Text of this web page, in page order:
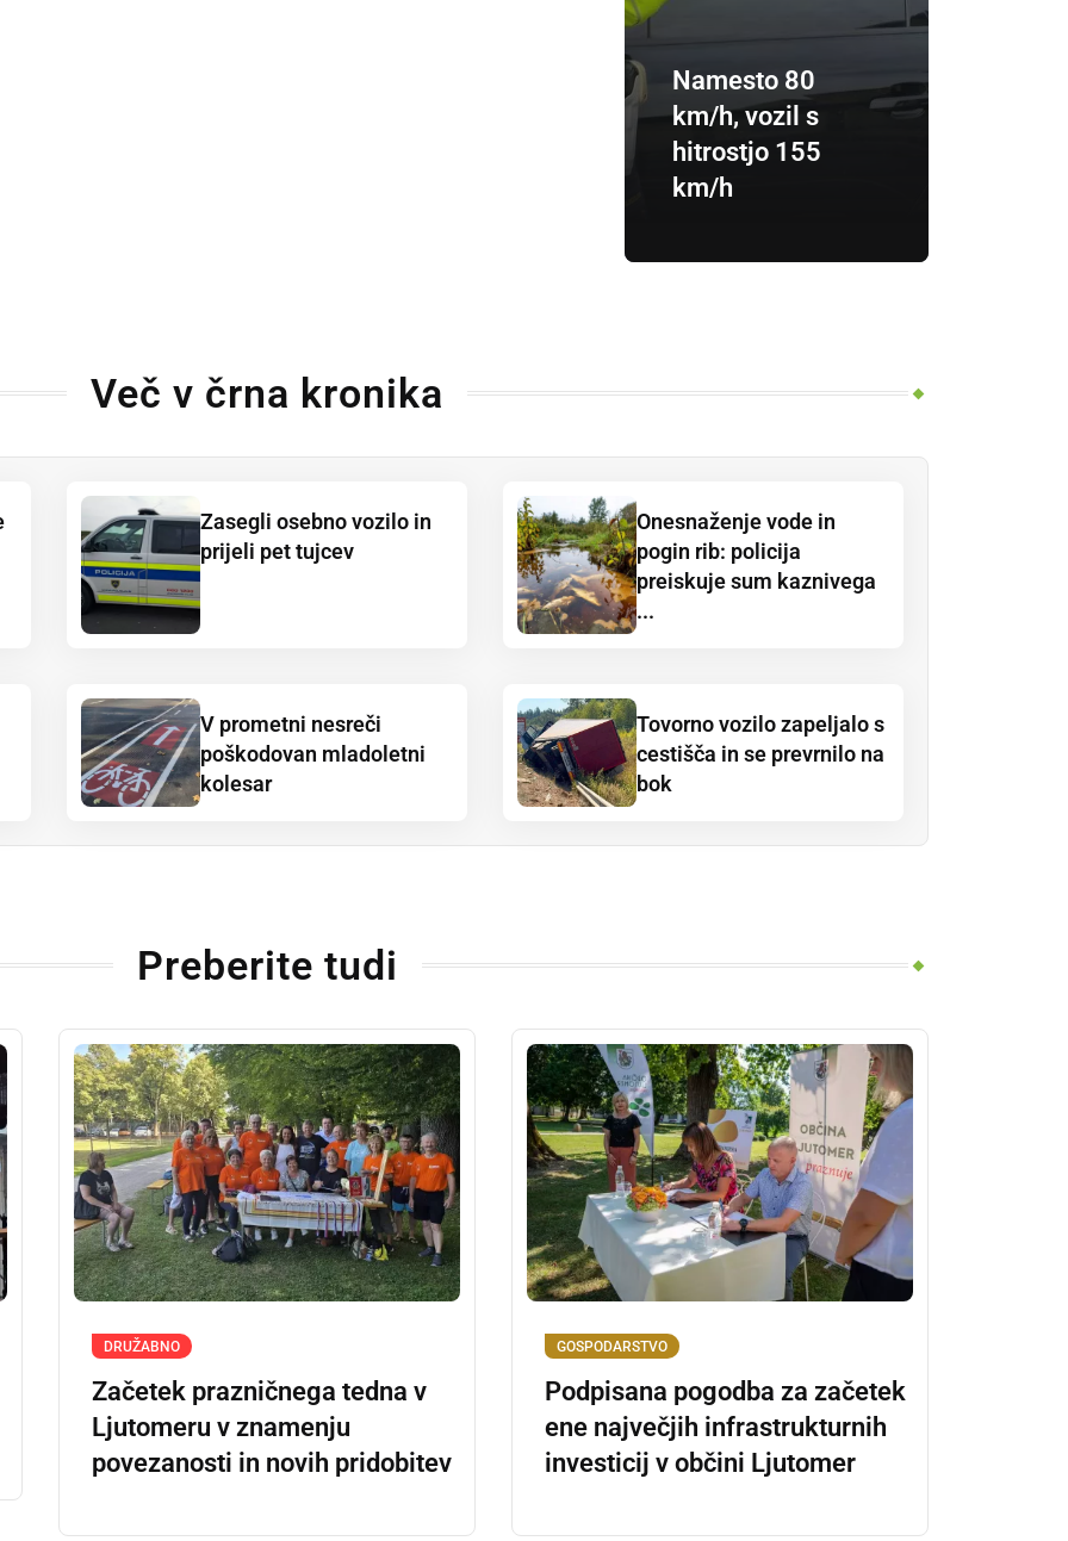
Namesto 80
km/h, vozil s
hitrostjo 155
km/h
Več v črna kronika
Zasegli osebno vozilo in
prijeli pet tujcev
Onesnaženje vode in
pogin rib: policija
preiskuje sum kaznivega
...
V prometni nesreči
poškodovan mladoletni
kolesar
Tovorno vozilo zapeljalo s
cestišča in se prevrnilo na
bok
Preberite tudi
DRUŽABNO
Začetek prazničnega tedna v
Ljutomeru v znamenju
povezanosti in novih pridobitev
GOSPODARSTVO
Podpisana pogodba za začetek
ene največjih infrastrukturnih
investicij v občini Ljutomer